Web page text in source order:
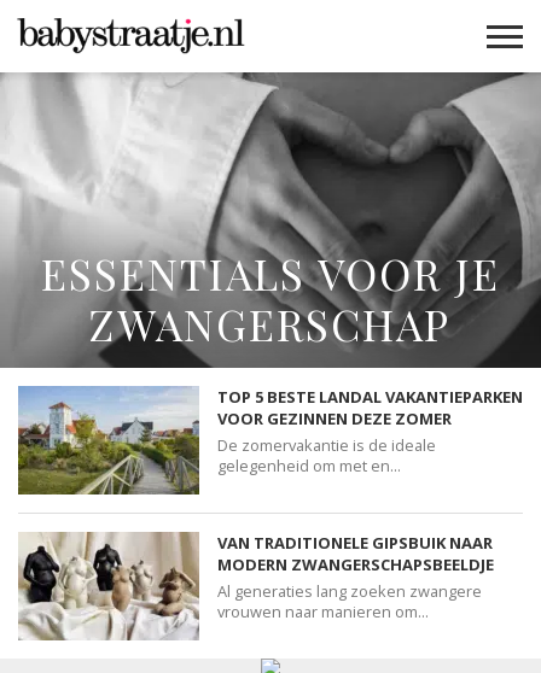
MAMABLOGS
MAMAVLOGS
ZWANGER
LIFESTYLE
MUSTHAVES
WEBSHOPS
KORTINGEN
ESSENTIALS VOOR JE
ZWANGERSCHAP
TOP 5 BESTE LANDAL VAKANTIEPARKEN
VOOR GEZINNEN DEZE ZOMER
De zomervakantie is de ideale
gelegenheid om met en...
VAN TRADITIONELE GIPSBUIK NAAR
MODERN ZWANGERSCHAPSBEELDJE
Al generaties lang zoeken zwangere
vrouwen naar manieren om...